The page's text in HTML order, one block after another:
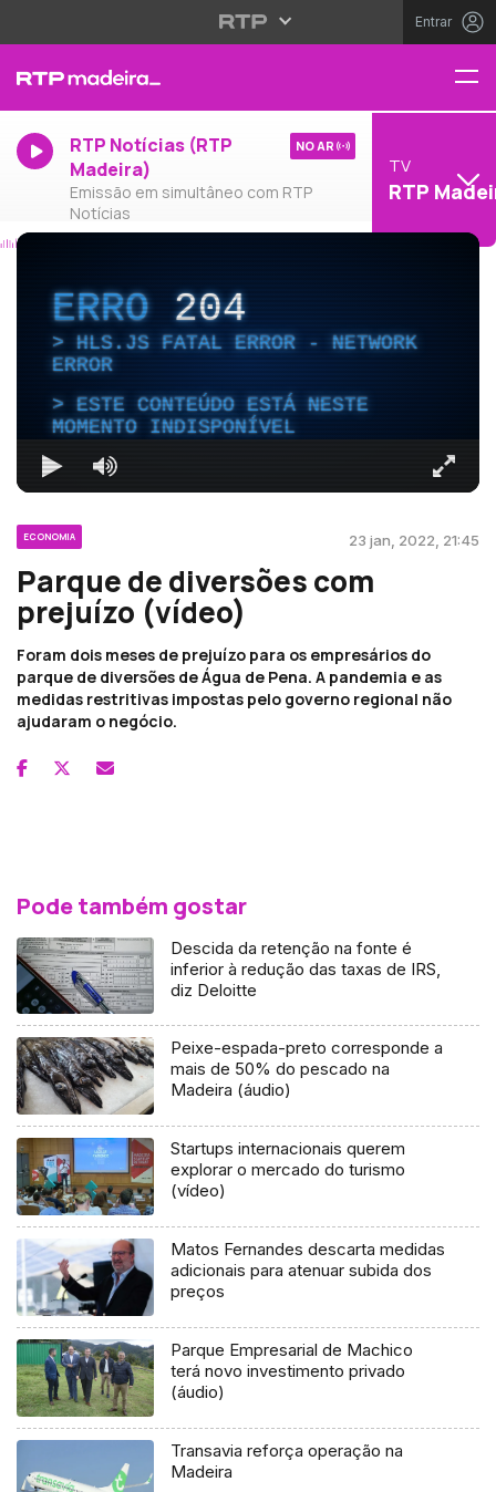
Entrar
RTP Notícias (RTP
Madeira)
Emissão em simultâneo com RTP
Notícias
NO AR
TV
RTP
ERRO204
HLS.JS FATAL ERROR - NETWORK
ERROR
ESTE CONTEÚDO ESTÁ NESTE
MOMENTO INDISPONÍVEL
ECONOMIA 23 jan, 2022, 21:45
Parque de diversões com
prejuízo (vídeo)
Foram dois meses de prejuízo para os empresários do
parque de diversões de Água de Pena. A pandemia e as
medidas restritivas impostas pelo governo regional não
ajudaram o negócio.
Pode também gostar
Descida da retenção na fonte é
inferior à redução das taxas de IRS,
diz Deloitte
Peixe-espada-preto corresponde a
mais de 50% do pescado na
Madeira (áudio)
Startups internacionais querem
explorar o mercado do turismo
(vídeo)
Matos Fernandes descarta medidas
adicionais para atenuar subida dos
preços
Parque Empresarial de Machico
terá novo investimento privado
(áudio)
Transavia reforça operação na
Madeira